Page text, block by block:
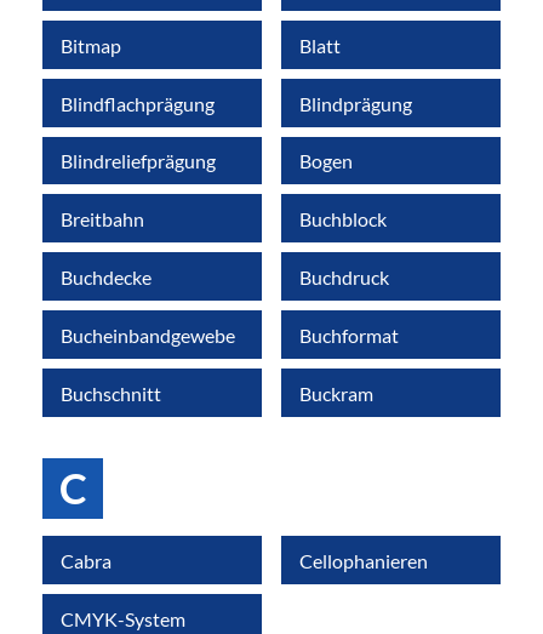
Bitmap Blatt
Blindflachprägung Blindprägung
Blindreliefprägung Bogen
Breitbahn Buchblock
Buchdecke Buchdruck
Bucheinbandgewebe Buchformat
Buchschnitt Buckram
C
Cabra Cellophanieren
CMYK-System